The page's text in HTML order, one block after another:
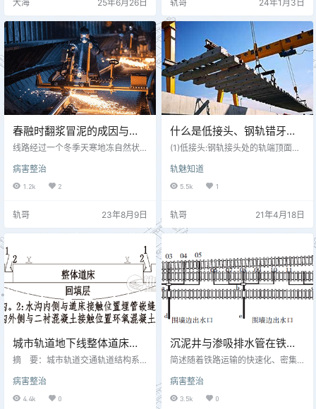
化、高速化的发展，轨道结构承受
水等水因素的作用下，路基强度急
剧降低，致使既有线重载铁路路基
的翻浆冒泥病害进一步加重。 据朔
黄铁路2008年统计资料显示，翻浆
冒泥达882处之多，严重影…
大海 25年6月26日
渐积累的，不均匀的永久变形引起
轨道的不平顺，增加了轨道列车的
动力作用，尤其在速度高时，动力
作用会更大。轨道变形的主要表现
是道床永久变形——下沉，占轨道
总下沉的90%以上。道床下沉有一
定的规律，当道床新铺或清筛后，
随着列车…
轨哥 24年1月3日
春融时翻浆冒泥的成因与整
治方法
线路经过一个冬季天寒地冻自然状
出现一系列的冻结融化现象，我们
习惯称为春融。春融后的线路，在
列车动载反复作用下，往往处于不
危及行车安全，我们称之为春融乱
床（路基面向下1.2m范围内作为基
床考虑）冒泥而极不稳定时，轨道
经列车动载作用后，每时每刻都在
发生着…
病害整治
1.2k 2
轨哥 23年8月9日
什么是低接头、钢轨错牙、
钢轨磨耗、钢轨飞边、轨道
害、空吊板?
(1)低接头:钢轨接头处的轨端顶面压
钢轨错牙:两钢轨接头处轨面上下或
左右错开的现象。 (3)钢轨磨耗:车辆
与钢轨相互摩擦,导致轨头逐渐被垂
钢轨轨头被碾压变形向两侧挤出,超
过轨头标准垂直面的现象。 (5)轨道
质不良，受地面水和地下水浸湿变
软，在列车冲击作用下…
轨魅知道
5.5k 1
轨哥 21年4月18日
城市轨道地下线整体道床渗
水、冒浆病害（灌浆）整治
摘 要：城市轨道交通轨道结构系
床、轨枕、扣配件及钢轨组成，目
前城市轨道交通地下线基本上采用
混凝土整体道床结构，此结构因强
病害整治
4.4k 0
沉泥井与渗吸排水管在铁路
线路翻浆冒泥病害整治中的
简述随着铁路运输的快速化、密集
加重。铁路线路出现翻浆冒泥后，
线路变化快，几何尺寸不易保持，
严重破坏轨道结构，直接危及行车
病害整治
3.5k 0